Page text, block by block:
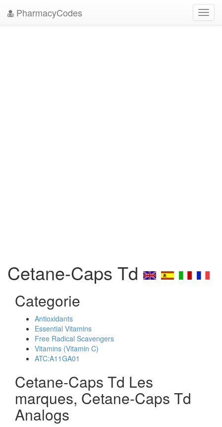
PharmacyCodes
Cetane-Caps Td
Categorie
Antioxidants
Essential Vitamins
Free Radical Scavengers
Vitamins (Vitamin C)
ATC:A11GA01
Cetane-Caps Td Les
marques, Cetane-Caps Td
Analogs